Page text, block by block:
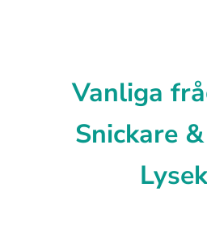
Vanliga
Snickare